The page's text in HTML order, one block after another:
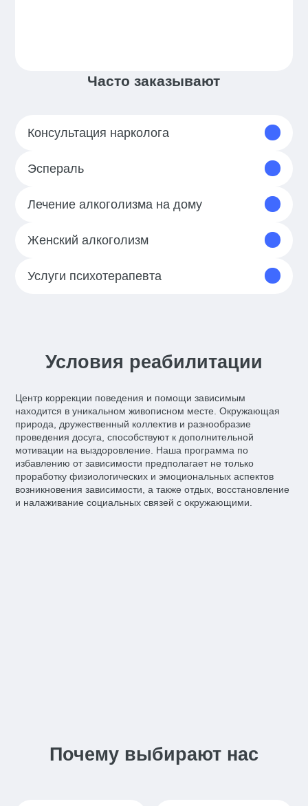
Часто заказывают
Консультация нарколога
Эспераль
Лечение алкоголизма на дому
Женский алкоголизм
Услуги психотерапевта
Условия реабилитации
Центр коррекции поведения и помощи зависимым
находится в уникальном живописном месте. Окружающая
природа, дружественный коллектив и разнообразие
проведения досуга, способствуют к дополнительной
мотивации на выздоровление. Наша программа по
избавлению от зависимости предполагает не только
проработку физиологических и эмоциональных аспектов
возникновения зависимости, а также отдых, восстановление
и налаживание социальных связей с окружающими.
Почему выбирают нас